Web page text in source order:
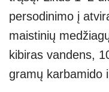
persodinimo į
maistinių
kibiras vandens,
gramų karbamido